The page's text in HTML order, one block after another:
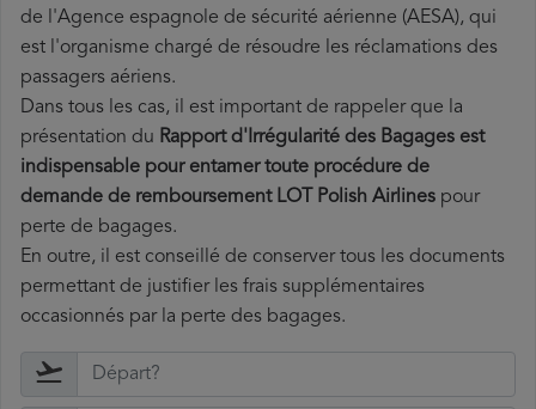
de l'Agence espagnole de sécurité aérienne (AESA), qui
est l'organisme chargé de résoudre les réclamations des
passagers aériens.
Dans tous les cas, il est important de rappeler que la
présentation du Rapport d'Irrégularité des Bagages est
indispensable pour entamer toute procédure de
demande de remboursement LOT Polish Airlines pour
perte de bagages.
En outre, il est conseillé de conserver tous les documents
permettant de justifier les frais supplémentaires
occasionnés par la perte des bagages.